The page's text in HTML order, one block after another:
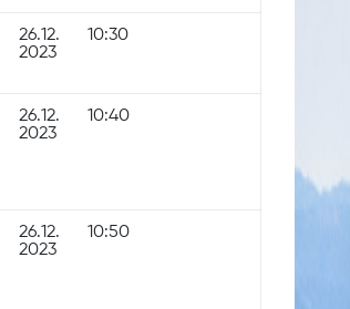
26.12.
2023
10:30
26.12.
2023
10:40
26.12.
2023
10:50